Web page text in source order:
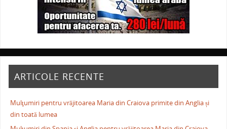
ARTICOLE RECENTE
Mulţumiri pentru vrăjitoarea Maria din Craiova primite din Anglia și
din toată lumea